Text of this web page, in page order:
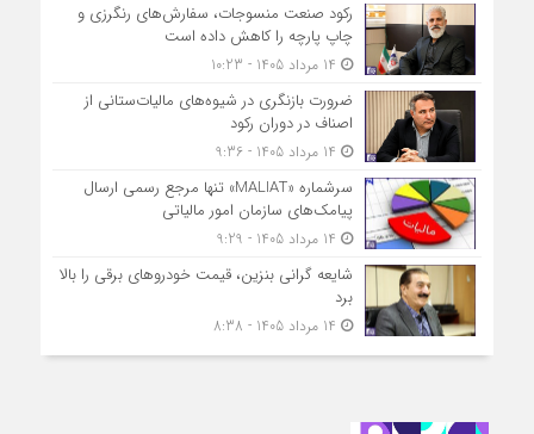
رکود صنعت منسوجات، سفارش‌های رنگرزی و
چاپ پارچه را کاهش داده است
ضرورت بازنگری در شیوه‌های مالیات‌ستانی از
اصناف در دوران رکود
سرشماره «MALIAT» تنها مرجع رسمی ارسال
پیامک‌های سازمان امور مالیاتی
شایعه گرانی بنزین، قیمت خودروهای برقی را بالا
برد